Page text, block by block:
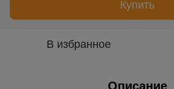
Купить
В избранное
Описание